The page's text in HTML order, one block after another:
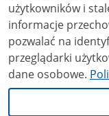
użytkowników i stale
informacje
pozwalać na
przeglądarki
dane osobowe.